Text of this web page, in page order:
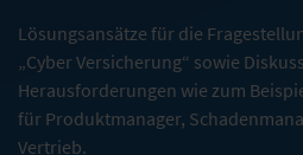
Lösungsansätze für die
„Cyber Versicherung“ sowie
Herausforderungen wie zum
für Produktmanager,
Vertrieb.